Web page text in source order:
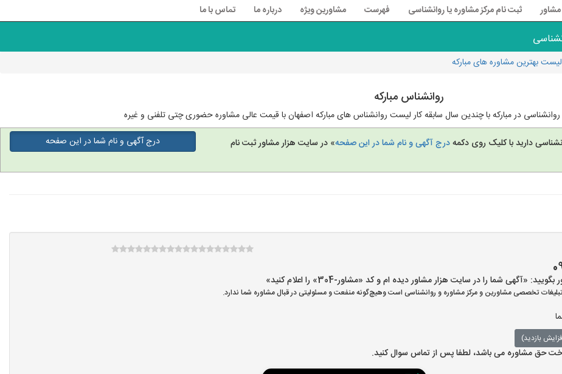
ثبت نام مرکز مشاوره یا روانشناسی فهرست مشاورین ویژه درباره ما تماس با ما
لیست بهترین مشاوره های مبارکه
روانشناس مبارکه
روانشناسی در مبارکه با چندین سال سابقه کار لیست روانشناس های مبارکه اصفهان با قیمت عالی مشاوره حضوری چتی تلفنی و غیره
دارید با کلیک روی دکمهدرج آگهی و نام شما در این صفحه» در سایت هزار مشاور ثبت نام
درج آگهی و نام شما در این صفحه
«آگهی شما را در سایت هزار مشاور دیده ام و کد «مشاور-304» را اعلام کنید»
تخصصی مشاورین و مرکز مشاوره و روانشناسی است وهیچ‌گونه منفعت و مسئولیتی در قبال مشاوره شما ندارد.
بازدید)
حق مشاوره می باشد، لطفا پس از تماس سوال کنید.